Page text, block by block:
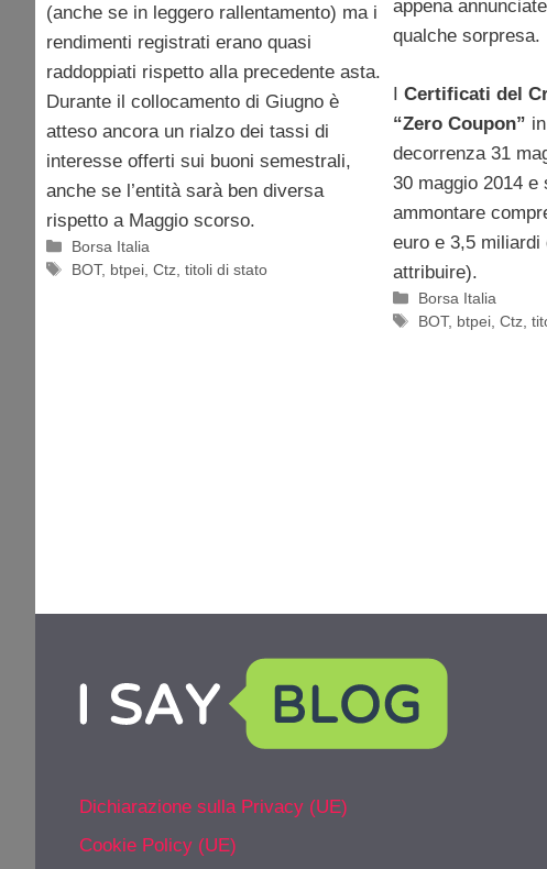
(anche se in leggero rallentamento) ma i
rendimenti registrati erano quasi
raddoppiati rispetto alla precedente asta.
Durante il collocamento di Giugno è
atteso ancora un rialzo dei tassi di
interesse offerti sui buoni semestrali,
anche se l’entità sarà ben diversa
rispetto a Maggio scorso.
Categorie
Borsa Italia
Tag
BOT, btpei ,Ctz ,titoli di stato
appena
qualche sorpresa.
I Certificati del
“Zero Coupon”
decorrenza 31
30 maggio 2014 e
ammontare
euro e 3,5 miliardi
attribuire).
Categorie
Borsa Italia
Tag
BOT, btpei ,Ctz ,
Dichiarazione sulla Privacy (UE)
Cookie Policy (UE)